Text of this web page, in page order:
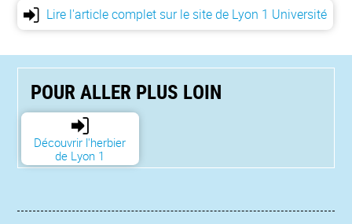
Lire l'article complet sur le site de Lyon 1 Université
POUR ALLER PLUS LOIN
Découvrir l'herbier
de Lyon 1